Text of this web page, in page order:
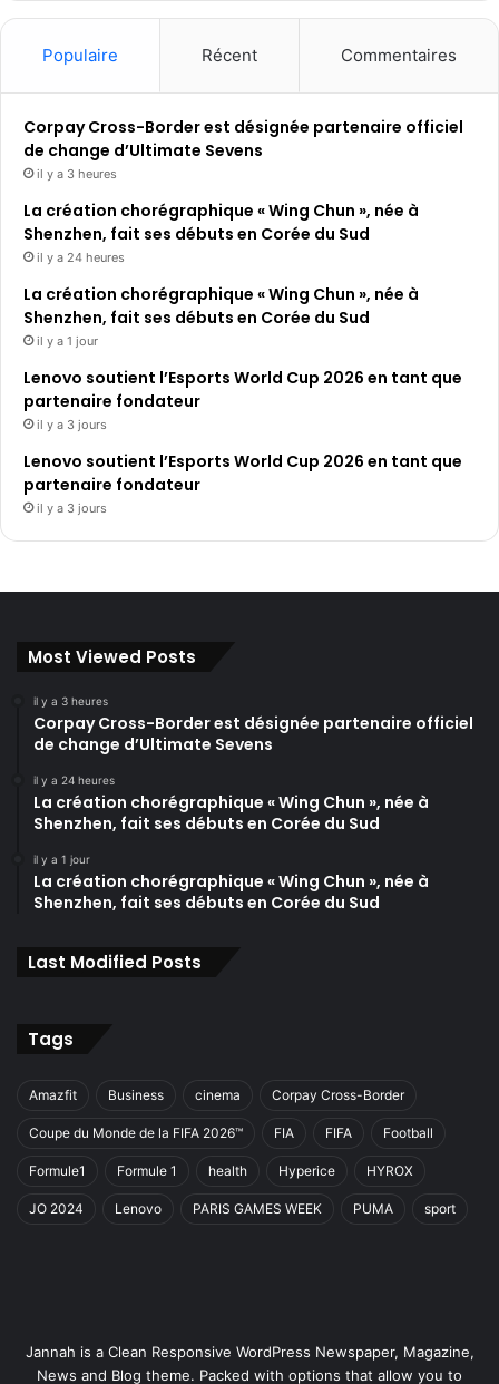
Populaire Récent Commentaires
Corpay Cross-Border est désignée partenaire officiel
de change d’Ultimate Sevens
il y a 3 heures
La création chorégraphique « Wing Chun », née à
Shenzhen, fait ses débuts en Corée du Sud
il y a 24 heures
La création chorégraphique « Wing Chun », née à
Shenzhen, fait ses débuts en Corée du Sud
il y a 1 jour
Lenovo soutient l’Esports World Cup 2026 en tant que
partenaire fondateur
il y a 3 jours
Lenovo soutient l’Esports World Cup 2026 en tant que
partenaire fondateur
il y a 3 jours
Most Viewed Posts
il y a 3 heures
Corpay Cross-Border est désignée partenaire officiel
de change d’Ultimate Sevens
il y a 24 heures
La création chorégraphique « Wing Chun », née à
Shenzhen, fait ses débuts en Corée du Sud
il y a 1 jour
La création chorégraphique « Wing Chun », née à
Shenzhen, fait ses débuts en Corée du Sud
Last Modified Posts
Tags
Amazfit Business cinema Corpay Cross-Border
Coupe du Monde de la FIFA 2026™ FIA FIFA Football
Formule1 Formule 1 health Hyperice HYROX
JO 2024 Lenovo PARIS GAMES WEEK PUMA sport
Jannah is a Clean Responsive WordPress Newspaper, Magazine,
News and Blog theme. Packed with options that allow you to